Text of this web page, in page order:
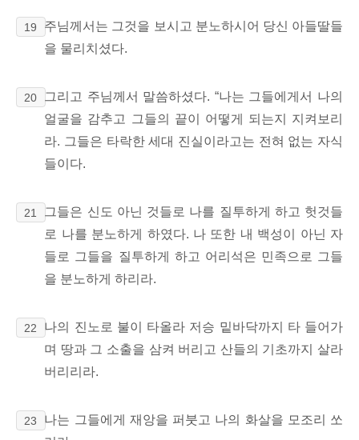
19
주님께서는 그것을 보시고 분노하시어 당신 아들딸들
을 물리치셨다.
20
그리고 주님께서 말씀하셨다. “나는 그들에게서 나의
얼굴을 감추고 그들의 끝이 어떻게 되는지 지켜보리
라. 그들은 타락한 세대 진실이라고는 전혀 없는 자식
들이다.
21 그들은 신도 아닌 것들로 나를 질투하게 하고 헛것들
로 나를 분노하게 하였다. 나 또한 내 백성이 아닌 자
들로 그들을 질투하게 하고 어리석은 민족으로 그들
을 분노하게 하리라.
22
나의 진노로 불이 타올라 저승 밑바닥까지 타 들어가
며 땅과 그 소출을 삼켜 버리고 산들의 기초까지 살라
버리리라.
23
나는 그들에게 재앙을 퍼붓고 나의 화살을 모조리 쏘